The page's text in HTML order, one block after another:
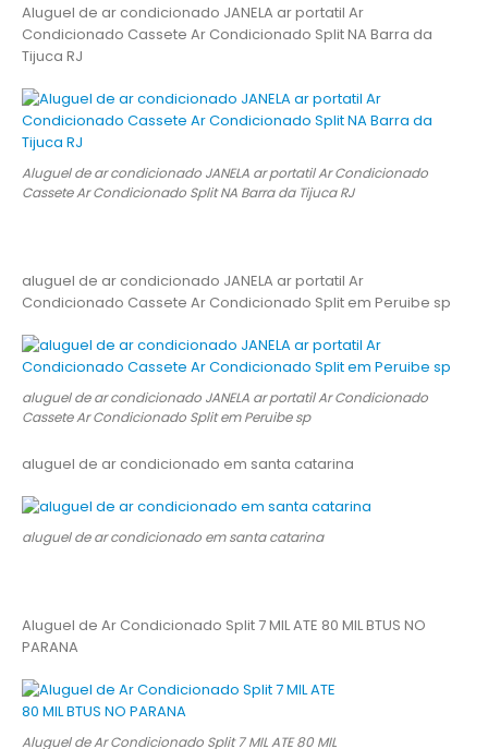
Aluguel de ar condicionado JANELA ar portatil Ar
Condicionado Cassete Ar Condicionado Split NA Barra da
Tijuca RJ
Aluguel de ar condicionado JANELA ar portatil Ar Condicionado
Cassete Ar Condicionado Split NA Barra da Tijuca RJ
aluguel de ar condicionado JANELA ar portatil Ar
Condicionado Cassete Ar Condicionado Split em Peruibe sp
aluguel de ar condicionado JANELA ar portatil Ar Condicionado
Cassete Ar Condicionado Split em Peruibe sp
aluguel de ar condicionado em santa catarina
aluguel de ar condicionado em santa catarina
Aluguel de Ar Condicionado Split 7 MIL ATE 80 MIL BTUS NO
PARANA
Aluguel de Ar Condicionado Split 7 MIL ATE 80 MIL